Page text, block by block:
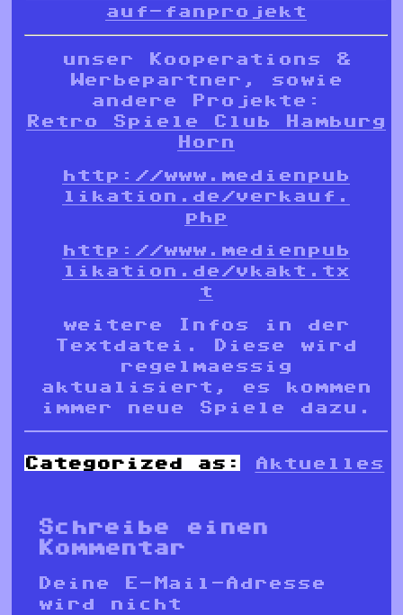
auf-fanprojekt
unser Kooperations &
Werbepartner, sowie
andere Projekte:
Retro Spiele Club Hamburg
Horn
http://www.medienpub
likation.de/verkauf.
php
http://www.medienpub
likation.de/vkakt.tx
t
weitere Infos in der
Textdatei. Diese wird
regelmaessig
aktualisiert, es kommen
immer neue Spiele dazu.
Categorized as: Aktuelles
Schreibe einen
Kommentar
Deine E-Mail-Adresse
wird nicht